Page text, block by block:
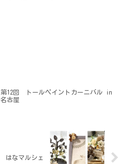
第12回 トールペイントカーニバル in
名古屋
はなマルシェ